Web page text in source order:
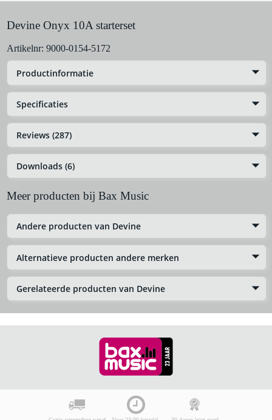
Devine Onyx 10A starterset
Artikelnr: 9000-0154-5172
Productinformatie
Specificaties
Reviews (287)
Downloads (6)
Meer producten bij Bax Music
Andere producten van Devine
Alternatieve producten andere merken
Gerelateerde producten van Devine